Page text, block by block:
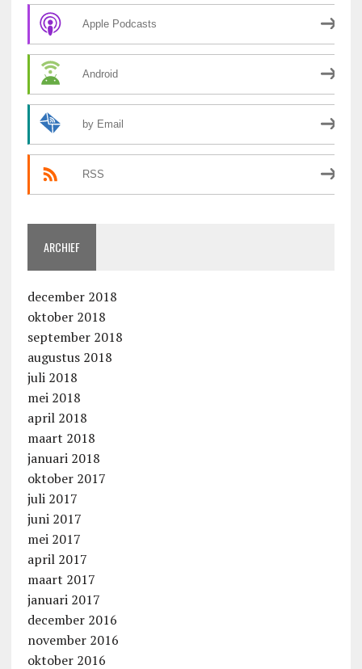
Apple Podcasts
Android
by Email
RSS
ARCHIEF
december 2018
oktober 2018
september 2018
augustus 2018
juli 2018
mei 2018
april 2018
maart 2018
januari 2018
oktober 2017
juli 2017
juni 2017
mei 2017
april 2017
maart 2017
januari 2017
december 2016
november 2016
oktober 2016